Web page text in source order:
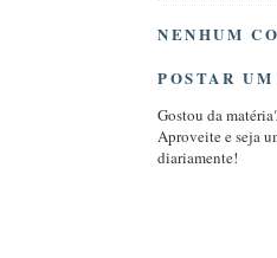
NENHUM
POSTAR
Gostou da
Aproveite e seja
diariamente!